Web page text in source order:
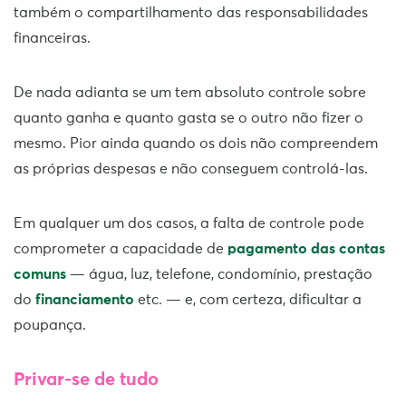
também o compartilhamento das responsabilidades
financeiras.
De nada adianta se um tem absoluto controle sobre
quanto ganha e quanto gasta se o outro não fizer o
mesmo. Pior ainda quando os dois não compreendem
as próprias despesas e não conseguem controlá-las.
Em qualquer um dos casos, a falta de controle pode
comprometer a capacidade de pagamento das contas
comuns — água, luz, telefone, condomínio, prestação
do financiamento etc. — e, com certeza, dificultar a
poupança.
Privar-se de tudo